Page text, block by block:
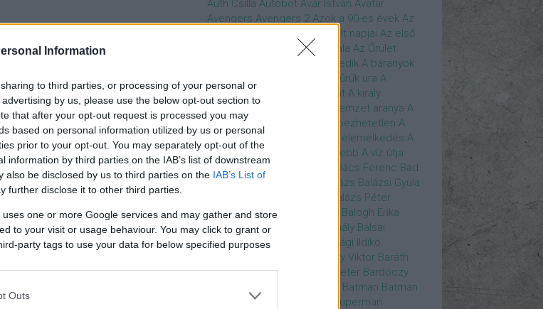
Information
to third parties, or processing of your personal or
by us, please use the below opt-out section to
that after your opt-out request is processed you may
based on personal information utilized by us or personal
prior to your opt-out. You may separately opt-out of the
information by third parties on the IAB’s list of downstream
also be disclosed by us to third parties on the IAB’s List of
further disclose it to other third parties.
one or more Google services and may gather and store
to your visit or usage behaviour. You may click to grant or
party tags to use your data for below specified purposes
Outs
Auth Csilla Autobot Avar István Avatar
Avengers Avengers 2 Azok a 90-es évek Az
Az eljövendő múlt napjai Az első
Az igazság hajnala Az Őrület
Az Utolsó Jedik A bárányok
A gyűrűk ura A
Hangya és a Darázs
A hobbit A király
beszéde A kis hableány A nemzet aranya A
Notre Dame i toronyőr
A sebezhetetlen A
sötét lovag A sötét lovag - Felemelkedés A
szomszéd nője mindig zöldebb A víz útja
Baby Driver Bácskai János Bács Ferenc Bad
Boys Bajos csajok Balázs Balázsi Gyula
Balázs Péter
Baldurs Gate 3
Balogh Erika
Balogh Mix Stúdió
Balog Mihály Balsai
Mónika Bánfalvi Eszter
Bánsági Ildikó
Baradlay Viktor Baráth
István Barát Attia Barbinek Péter Bardóczy
Batman Batman
Superman ellen
Batman v Superman